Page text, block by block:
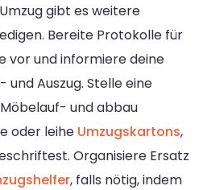
gibt es weitere
Bereite Protokolle für
vor und informiere deine
und Auszug. Stelle eine
und abbau
oder leihe Umzugskartons,
Organisiere Ersatz
, falls nötig, indem